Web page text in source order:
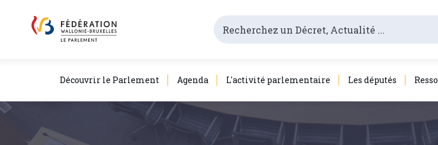
Découvrir le Parlement Agenda L'activité parlementaire Les députés